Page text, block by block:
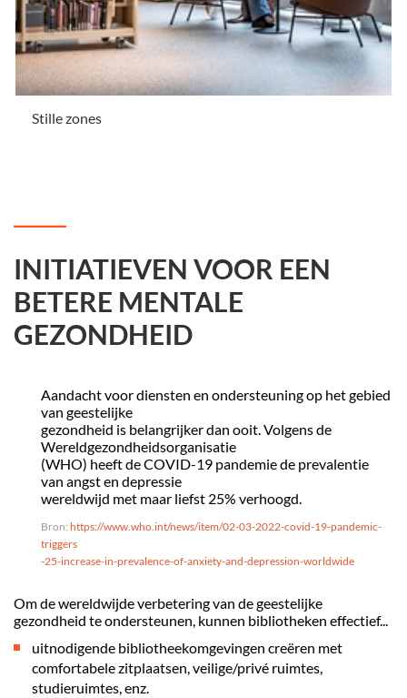
Stille zones
INITIATIEVEN VOOR EEN
BETERE MENTALE
GEZONDHEID
Aandacht voor diensten en ondersteuning op het gebied
van geestelijke
gezondheid is belangrijker dan ooit. Volgens de
Wereldgezondheidsorganisatie
(WHO) heeft de COVID-19 pandemie de prevalentie
van angst en depressie
wereldwijd met maar liefst 25% verhoogd.
Bron: https://www.who.int/news/item/02-03-2022-covid-19-pandemic-
triggers
-25-increase-in-prevalence-of-anxiety-and-depression-worldwide
Om de wereldwijde verbetering van de geestelijke
gezondheid te ondersteunen, kunnen bibliotheken effectief...
uitnodigende bibliotheekomgevingen creëren met
comfortabele zitplaatsen, veilige/privé ruimtes,
studieruimtes, enz.